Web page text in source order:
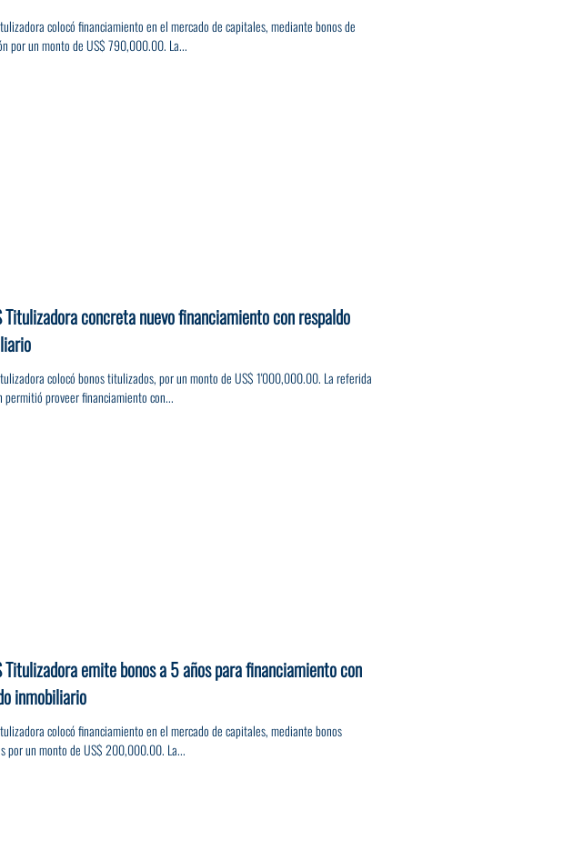
colocó financiamiento en el mercado de capitales, mediante bonos de
por un monto de US$ 790,000.00. La...
Titulizadora concreta nuevo financiamiento con respaldo
colocó bonos titulizados, por un monto de US$ 1'000,000.00. La referida
permitió proveer financiamiento con...
Titulizadora emite bonos a 5 años para financiamiento con
inmobiliario
colocó financiamiento en el mercado de capitales, mediante bonos
por un monto de US$ 200,000.00. La...